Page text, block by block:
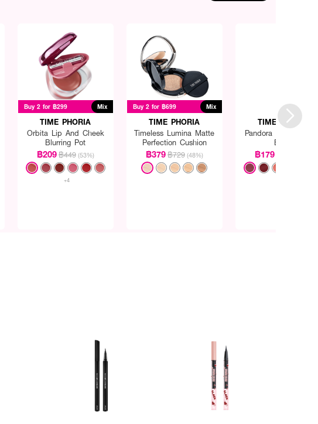
Buy 2 for ฿299 Mix
TIME PHORIA
Orbita Lip And Cheek
Blurring Pot
฿209฿449 (53%)
+4
Buy 2 for ฿699 Mix
TIME PHORIA
Timeless Lumina Matte
Perfection Cushion
฿379฿729 (48%)
TIME PHORIA
Pandora Cheek
Blush
฿179